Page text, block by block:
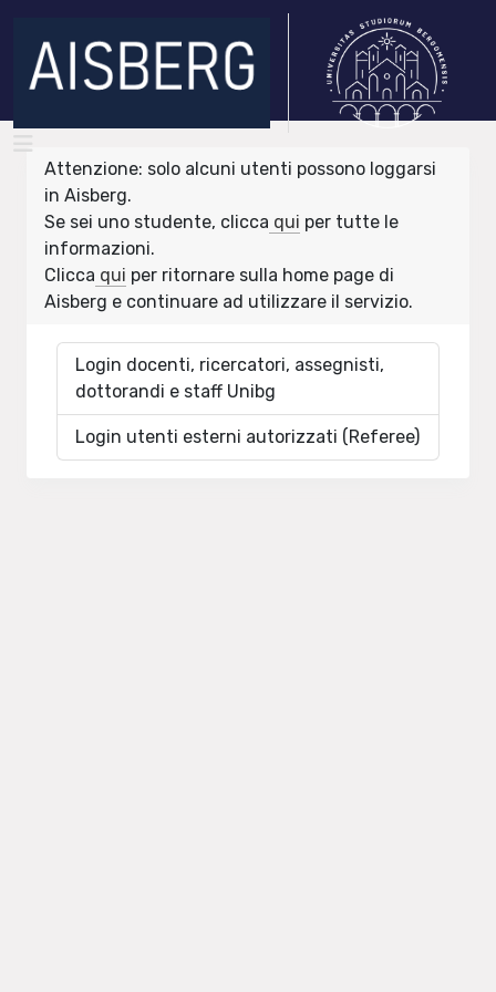
Attenzione: solo alcuni utenti possono loggarsi
in Aisberg.
Se sei uno studente, clicca qui per tutte le
informazioni.
Clicca qui per ritornare sulla home page di
Aisberg e continuare ad utilizzare il servizio.
Login docenti, ricercatori, assegnisti,
dottorandi e staff Unibg
Login utenti esterni autorizzati (Referee)